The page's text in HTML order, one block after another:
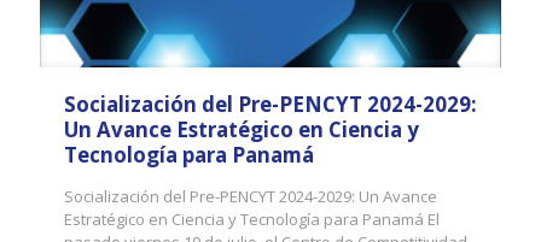
Socialización del Pre-PENCYT 2024-2029:
Un Avance Estratégico en Ciencia y
Tecnología para Panamá
Socialización del Pre-PENCYT 2024-2029: Un Avance
Estratégico en Ciencia y Tecnología para Panamá El